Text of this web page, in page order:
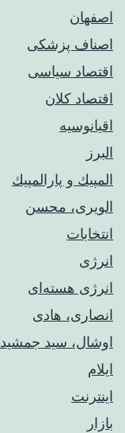
اصفهان
اصناف پزشکی
اقتصاد سیاسی
اقتصاد کلان
اقیانوسیه
البرز
المپيك و پارالمپيك
الویری، محسن
انتخابات
انرژی
انرژی هسته‌ای
انصاری، هادی
اوشال، سید جمشید
ایلام
اینترنت
بازار